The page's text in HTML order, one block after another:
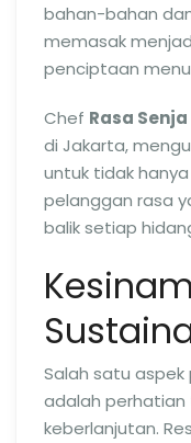
bahan-bahan
memasak
penciptaan
Chef Rasa Senja
di Jakarta,
untuk tidak
pelanggan rasa
balik setiap
Salah satu
adalah perhatian
keberlanjutan.